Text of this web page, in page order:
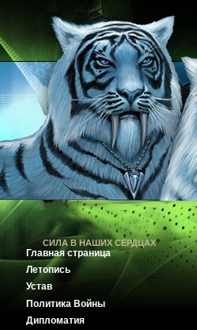
СИЛА В НАШИХ СЕРДЦАХ
Главная страница
Летопись
Устав
Политика Войны
Дипломатия